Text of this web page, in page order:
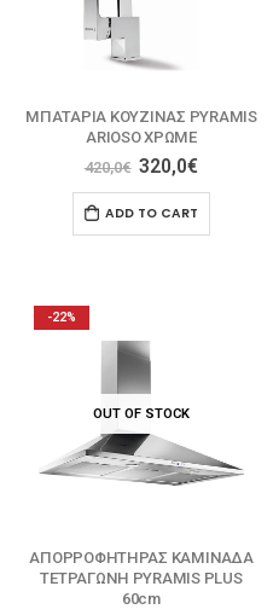
MΠΑΤΑΡΙΑ ΚΟΥΖΙΝΑΣ PYRAMIS
ARIOSO ΧΡΩΜΕ
420,0€ 320,0€
ADD TO CART
-22%
OUT OF STOCK
ΑΠΟΡΡΟΦΗΤΗΡΑΣ ΚΑΜΙΝΑΔΑ
ΤΕΤΡΑΓΩΝΗ PYRAMIS PLUS
60cm